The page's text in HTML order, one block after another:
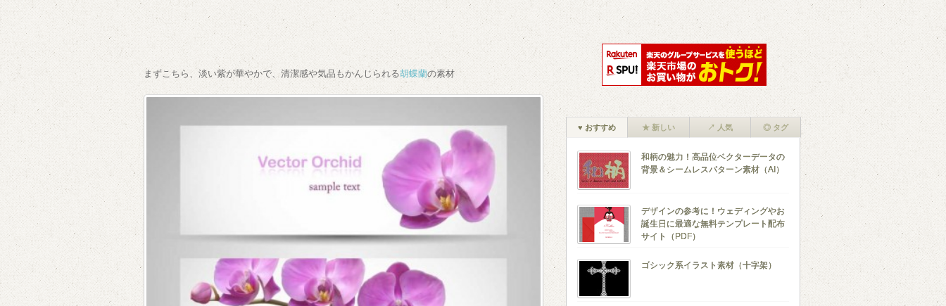
まずこちら、淡い紫が華やかで、清潔感や気品もかんじられる胡蝶蘭の素材
♥ おすすめ ★ 新しい ↗ 人気 ◎ タグ
和柄の魅力！高品位ベクターデータの
背景＆シームレスパターン素材（AI）
デザインの参考に！ウェディングやお
誕生日に最適な無料テンプレート配布
サイト（PDF）
ゴシック系イラスト素材（十字架）